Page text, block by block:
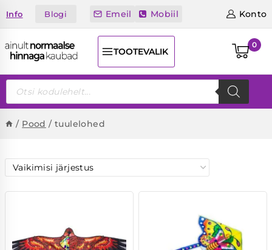
toInfo Blogi Emeil Mobiil Konto
TOOTEVALIK
0
Products
search
/ Pood / tuulelohed